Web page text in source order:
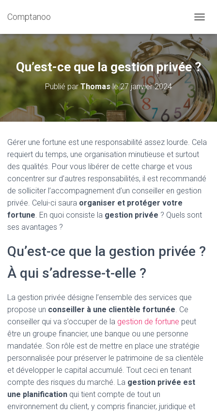
Comptanoo
É
P
L
I
E
R
L
A
N
A
G
O
N
Qu’est-ce que la gestion privée ?
Publié parThomasle27 janvier 2024
Gérer une fortune est une responsabilité assez lourde. Cela
requiert du temps, une organisation minutieuse et surtout
des qualités. Pour vous libérer de cette charge et vous
concentrer sur d’autres responsabilités, il est recommandé
de solliciter l’accompagnement d’un conseiller en gestion
privée. Celui-ci saura organiser et protéger votre
fortune. En quoi consiste la gestion privée ? Quels sont
ses avantages ?
Qu’est-ce que la gestion privée ?
À qui s’adresse-t-elle ?
La gestion privée désigne l’ensemble des services que
propose un conseiller à une clientèle fortunée. Ce
conseiller qui va s’occuper de la gestion de fortune peut
être un groupe financier, une banque ou une personne
mandatée. Son rôle est de mettre en place une stratégie
personnalisée pour préserver le patrimoine de sa clientèle
et développer le capital accumulé. Tout ceci en tenant
compte des risques du marché. La gestion privée est
une planification qui tient compte de tout un
environnement du client, y compris financier, juridique et